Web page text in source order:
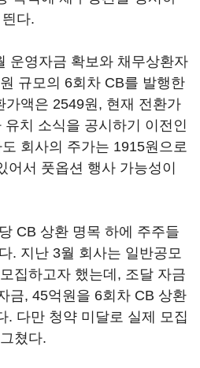
다.
운영자금 확보와 채무상환자
규모의 6회차 CB를 발행한
가액은 2549원, 현재 전환가
치 소식을 공시하기 이전인
회사의 주가는 1915원으로
어서 풋옵션 행사 가능성이
CB 상환 명목 하에 주주들
. 지난 3월 회사는 일반공모
집하고자 했는데, 조달 자금
금, 45억원을 6회차 CB 상환
. 다만 청약 미달로 실제 모집
쳤다.